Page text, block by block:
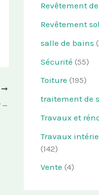
Les 10 outils indispensables pour la pose de carrelage
Revêtement
Revêtement sol
salle de bains
Sécurité (55)
Toiture (195)
traitement de
Travaux et
Travaux
(142)
Vente (4)